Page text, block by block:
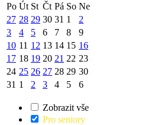
Po Út St Čt Pá So Ne
27 28 29 30 31 1
2
3
4 5 6 7 8
9
10 11 12 13 14 15 16
17 18 19 20 21 22 23
24 25 26 27 28 29 30
31 1 2 3 4 5 6
Zobrazit vše
Pro seniory